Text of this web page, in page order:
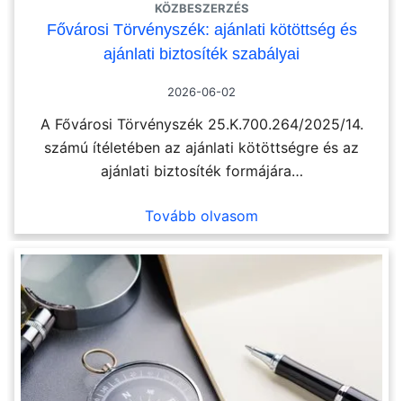
KÖZBESZERZÉS
Fővárosi Törvényszék: ajánlati kötöttség és
ajánlati biztosíték szabályai
2026-06-02
A Fővárosi Törvényszék 25.K.700.264/2025/14.
számú ítéletében az ajánlati kötöttségre és az
ajánlati biztosíték formájára…
Tovább olvasom